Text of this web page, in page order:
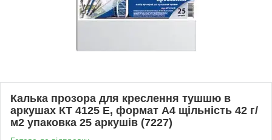
Калька прозора для креслення тушшю в
аркушах КТ 4125 Е, формат А4 щільність 42 г/
м2 упаковка 25 аркушів (7227)